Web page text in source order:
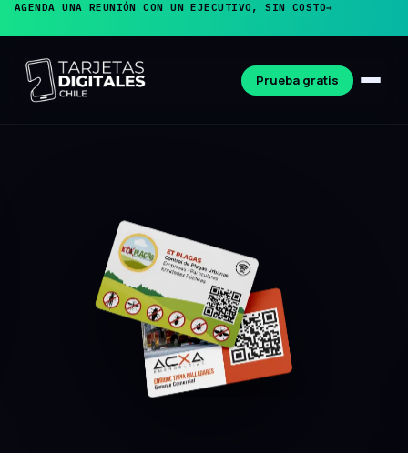
AGENDA UNA REUNIÓN CON UN EJECUTIVO, SIN COSTO→
Prueba gratis